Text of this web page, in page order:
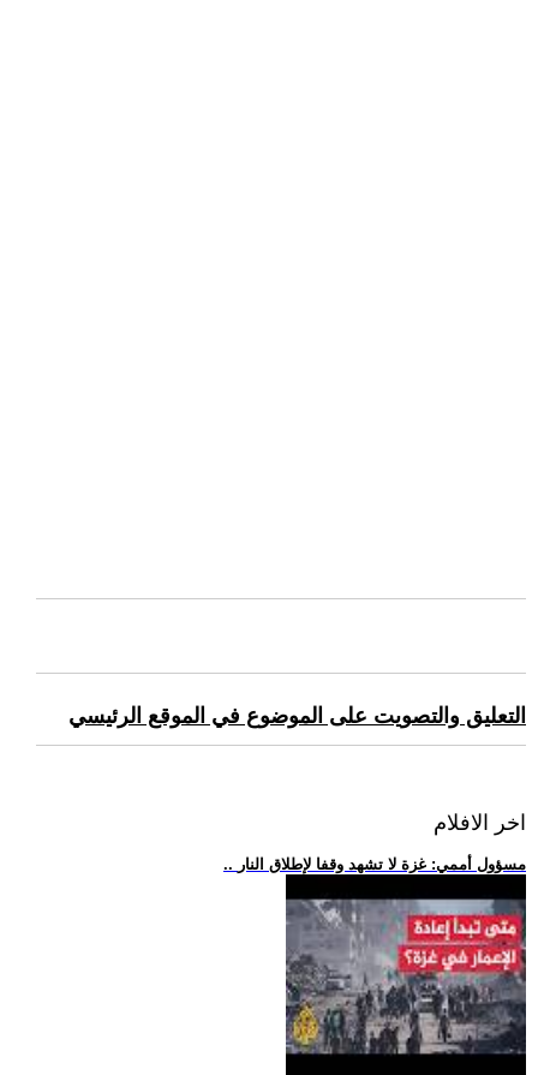
التعليق والتصويت على الموضوع في الموقع الرئيسي
اخر الافلام
.. مسؤول أممي: غزة لا تشهد وقفا لإطلاق النار